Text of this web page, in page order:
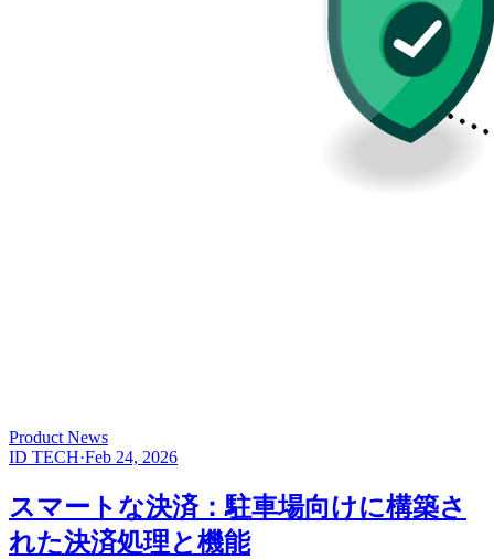
Product News
ID TECH·Feb 24, 2026
スマートな決済：駐車場向けに構築さ
れた決済処理と機能